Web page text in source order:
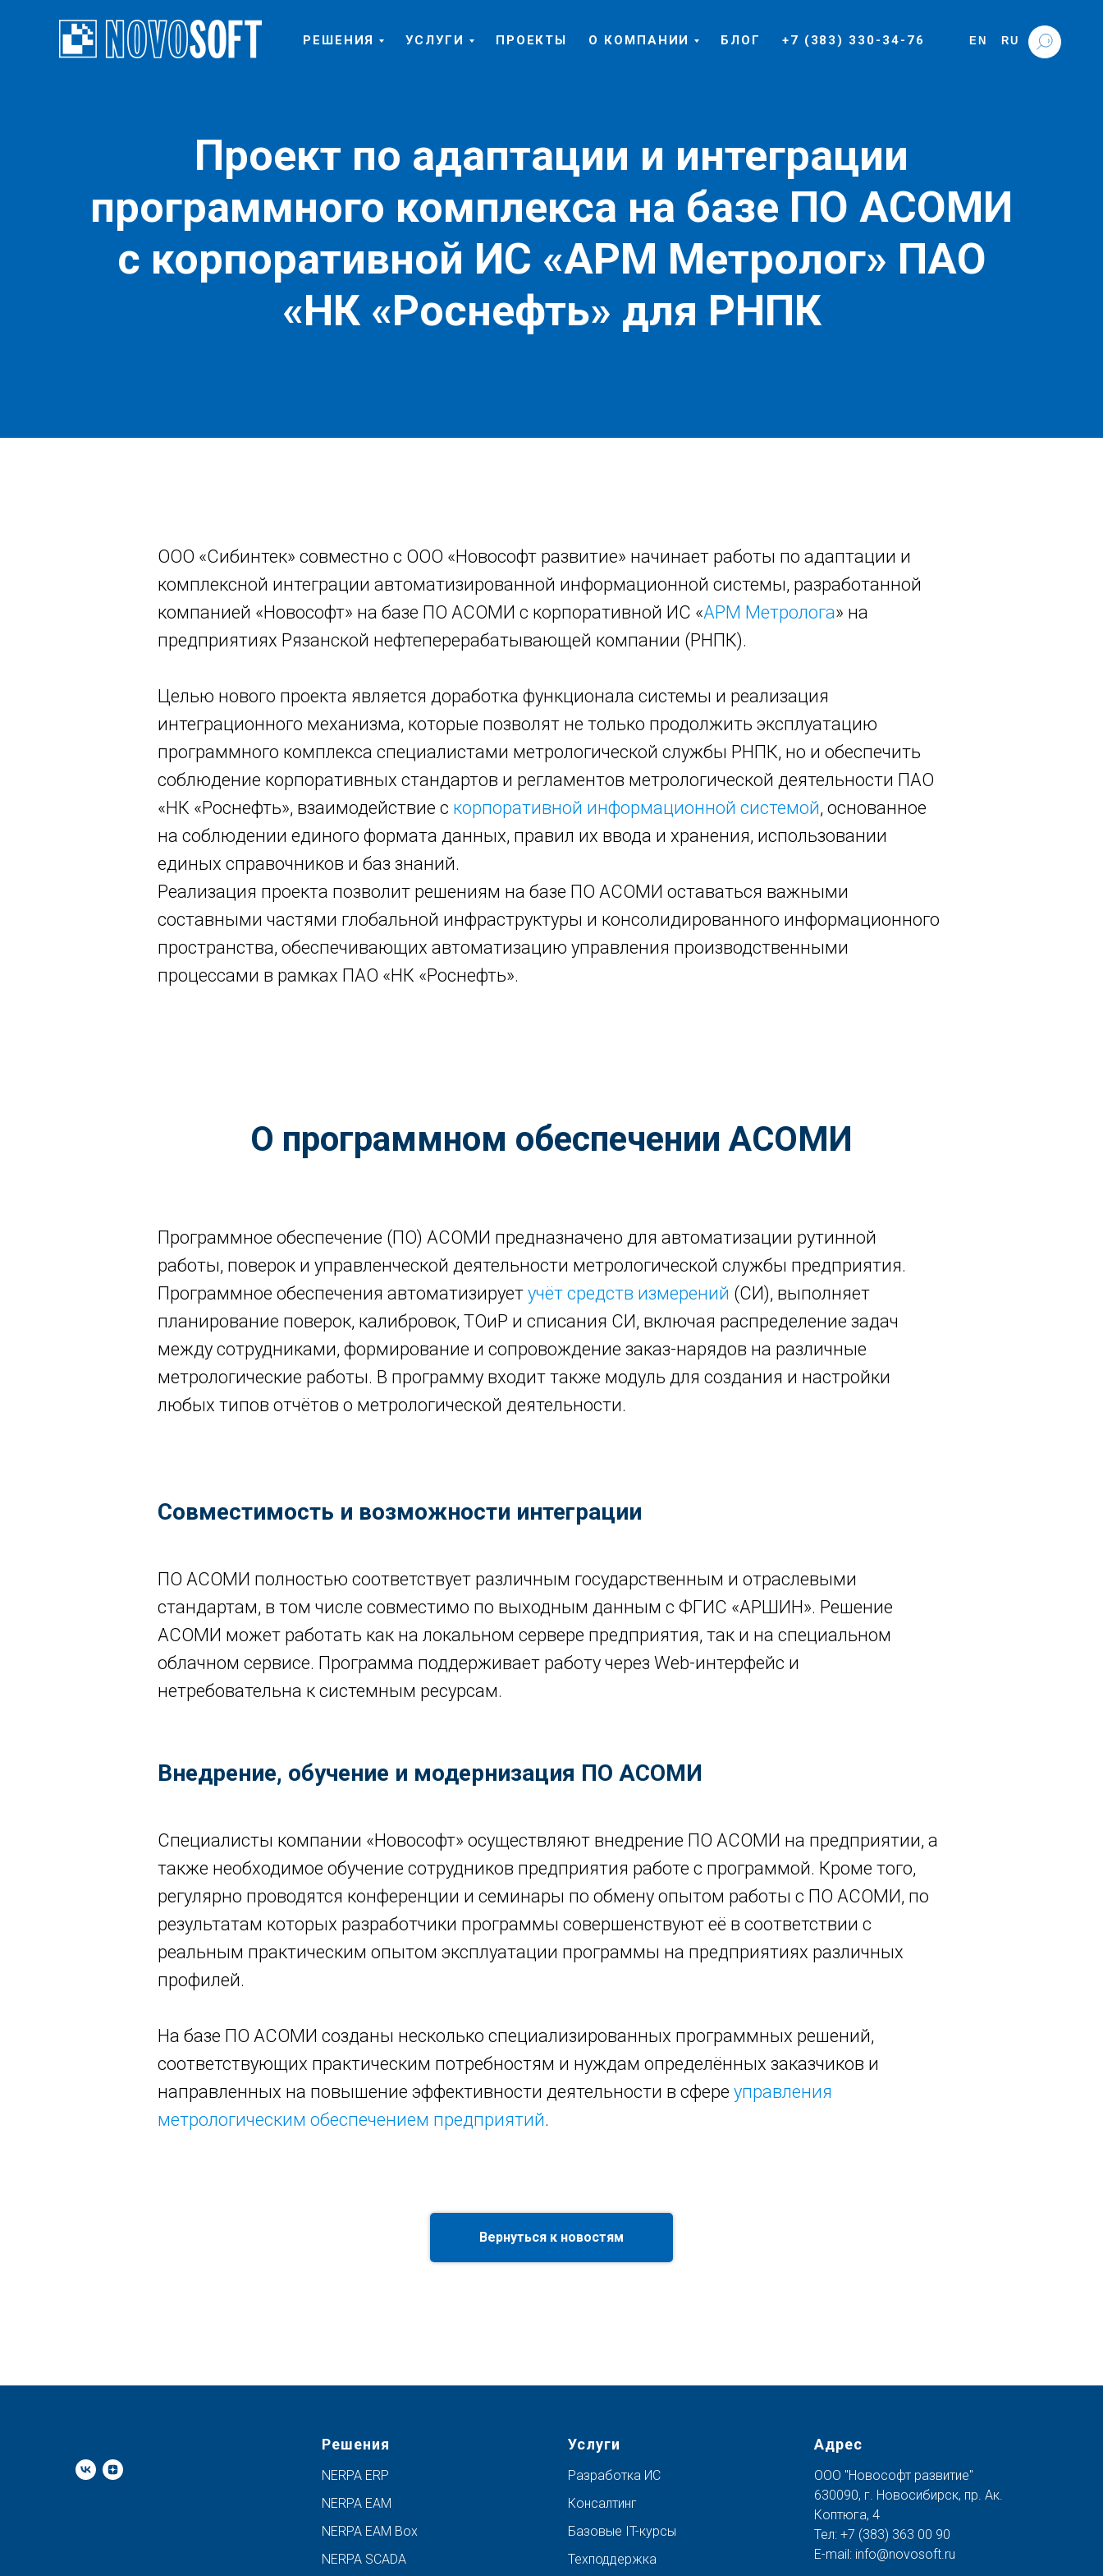
РЕШЕНИЯ УСЛУГИ ПРОЕКТЫ О КОМПАНИИ БЛОГ +7 (383) 330-34-76 EN RU
Проект по адаптации и интеграции
программного комплекса на базе ПО АСОМИ
с корпоративной ИС «АРМ Метролог» ПАО
«НК «Роснефть» для РНПК
ООО «Сибинтек» совместно с ООО «Новософт развитие» начинает работы по адаптации и
комплексной интеграции автоматизированной информационной системы, разработанной
компанией «Новософт» на базе ПО АСОМИ с корпоративной ИС «АРМ Метролога» на
предприятиях Рязанской нефтеперерабатывающей компании (РНПК).
Целью нового проекта является доработка функционала системы и реализация
интеграционного механизма, которые позволят не только продолжить эксплуатацию
программного комплекса специалистами метрологической службы РНПК, но и обеспечить
соблюдение корпоративных стандартов и регламентов метрологической деятельности ПАО
«НК «Роснефть», взаимодействие с корпоративной информационной системой, основанное
на соблюдении единого формата данных, правил их ввода и хранения, использовании
единых справочников и баз знаний.
Реализация проекта позволит решениям на базе ПО АСОМИ оставаться важными
составными частями глобальной инфраструктуры и консолидированного информационного
пространства, обеспечивающих автоматизацию управления производственными
процессами в рамках ПАО «НК «Роснефть».
О программном обеспечении АСОМИ
Программное обеспечение (ПО) АСОМИ предназначено для автоматизации рутинной
работы, поверок и управленческой деятельности метрологической службы предприятия.
Программное обеспечения автоматизирует учёт средств измерений (СИ), выполняет
планирование поверок, калибровок, ТОиР и списания СИ, включая распределение задач
между сотрудниками, формирование и сопровождение заказ-нарядов на различные
метрологические работы. В программу входит также модуль для создания и настройки
любых типов отчётов о метрологической деятельности.
Совместимость и возможности интеграции
ПО АСОМИ полностью соответствует различным государственным и отраслевыми
стандартам, в том числе совместимо по выходным данным с ФГИС «АРШИН». Решение
АСОМИ может работать как на локальном сервере предприятия, так и на специальном
облачном сервисе. Программа поддерживает работу через Web-интерфейс и
нетребовательна к системным ресурсам.
Внедрение, обучение и модернизация ПО АСОМИ
Специалисты компании «Новософт» осуществляют внедрение ПО АСОМИ на предприятии, а
также необходимое обучение сотрудников предприятия работе с программой. Кроме того,
регулярно проводятся конференции и семинары по обмену опытом работы с ПО АСОМИ, по
результатам которых разработчики программы совершенствуют её в соответствии с
реальным практическим опытом эксплуатации программы на предприятиях различных
профилей.
На базе ПО АСОМИ созданы несколько специализированных программных решений,
соответствующих практическим потребностям и нуждам определённых заказчиков и
направленных на повышение эффективности деятельности в сфере управления
метрологическим обеспечением предприятий.
Вернуться к новостям
Решения
NERPA ERP
NERPA EAM
NERPA EAM Box
NERPA SCADA
Услуги
Разработка ИС
Консалтинг
Базовые IT-курсы
Техподдержка
Адрес
ООО "Новософт развитие"
630090, г. Новосибирск, пр. Ак.
Коптюга, 4
Тел: +7 (383) 363 00 90
E-mail: info@novosoft.ru